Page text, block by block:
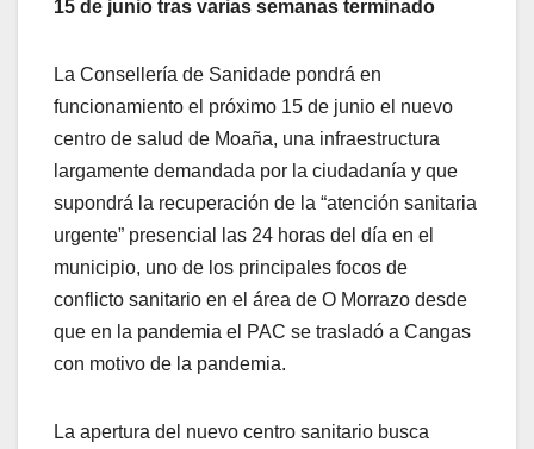
15 de junio tras varias semanas terminado
La Consellería de Sanidade pondrá en
funcionamiento el próximo 15 de junio el nuevo
centro de salud de Moaña, una infraestructura
largamente demandada por la ciudadanía y que
supondrá la recuperación de la “atención sanitaria
urgente” presencial las 24 horas del día en el
municipio, uno de los principales focos de
conflicto sanitario en el área de O Morrazo desde
que en la pandemia el PAC se trasladó a Cangas
con motivo de la pandemia.
La apertura del nuevo centro sanitario busca